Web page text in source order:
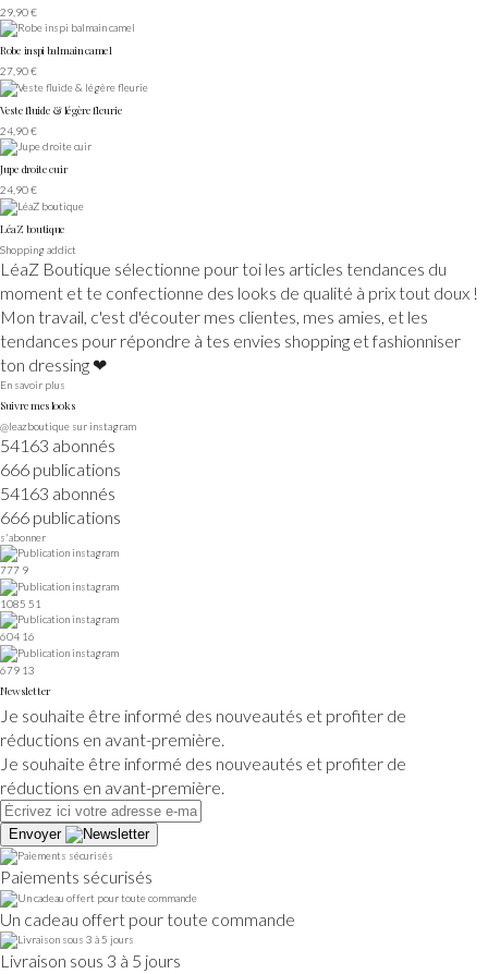
29,90 €
Robe inspi balmain camel
27,90 €
Veste fluide & légère fleurie
24,90 €
Jupe droite cuir
24,90 €
LéaZ boutique
Shopping addict
LéaZ Boutique sélectionne pour toi les articles tendances du
moment et te confectionne des looks de qualité à prix tout doux !
Mon travail, c'est d'écouter mes clientes, mes amies, et les
tendances pour répondre à tes envies shopping et fashionniser
ton dressing ❤
En savoir plus
Suivre mes looks
@leazboutique sur instagram
54163 abonnés
666 publications
54163 abonnés
666 publications
s'abonner
777 9
1085 51
604 16
679 13
Newsletter
Je souhaite être informé des nouveautés et profiter de
réductions en avant-première.
Je souhaite être informé des nouveautés et profiter de
réductions en avant-première.
Envoyer
Paiements sécurisés
Un cadeau offert pour toute commande
Livraison sous 3 à 5 jours